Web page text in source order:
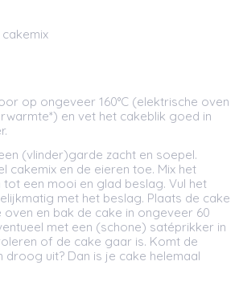
op ongeveer 160°C (elektrische oven
en vet het cakeblik goed in
(vlinder)garde zacht en soepel.
cakemix en de eieren toe. Mix het
tot een mooi en glad beslag. Vul het
met het beslag. Plaats de cake
oven en bak de cake in ongeveer 60
met een (schone) satéprikker in
of de cake gaar is. Komt de
droog uit? Dan is je cake helemaal